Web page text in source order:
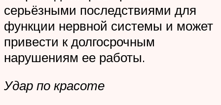
серьёзными последствиями для
функции нервной системы и может
привести к долгосрочным
нарушениям ее работы.
Удар по красоте